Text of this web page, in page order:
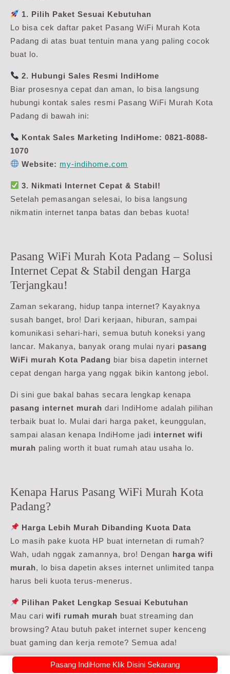
1. Pilih Paket Sesuai Kebutuhan
Lo bisa cek daftar paket Pasang WiFi Murah Kota
Padang di atas buat tentuin mana yang paling cocok
buat lo.
2. Hubungi Sales Resmi IndiHome
Biar prosesnya cepat dan aman, lo bisa langsung
hubungi kontak sales resmi Pasang WiFi Murah Kota
Padang di bawah ini:
Kontak Sales Marketing IndiHome: 0821-8088-
1070
Website: my-indihome.com
3. Nikmati Internet Cepat & Stabil!
Setelah pemasangan selesai, lo bisa langsung
nikmatin internet tanpa batas dan bebas kuota!
Pasang WiFi Murah Kota Padang – Solusi
Internet Cepat & Stabil dengan Harga
Terjangkau!
Zaman sekarang, hidup tanpa internet? Kayaknya
susah banget, bro! Dari kerjaan, hiburan, sampai
komunikasi sehari-hari, semua butuh koneksi yang
lancar. Makanya, banyak orang mulai nyari pasang
WiFi murah Kota Padang biar bisa dapetin internet
cepat dengan harga yang nggak bikin kantong jebol.
Di sini gue bakal bahas secara lengkap kenapa
pasang internet murah dari IndiHome adalah pilihan
terbaik buat lo. Mulai dari harga paket, keunggulan,
sampai alasan kenapa IndiHome jadi internet wifi
murah paling worth it buat rumah atau usaha lo.
Kenapa Harus Pasang WiFi Murah Kota
Padang?
Harga Lebih Murah Dibanding Kuota Data
Lo masih pake kuota HP buat internetan di rumah?
Wah, udah nggak zamannya, bro! Dengan harga wifi
murah, lo bisa dapetin akses internet unlimited tanpa
harus beli kuota terus-menerus.
Pilihan Paket Lengkap Sesuai Kebutuhan
Mau cari wifi rumah murah buat streaming dan
browsing? Atau butuh paket internet super kenceng
buat gaming dan kerja remote? Semua ada!
Bisa Dipasang di Mana Aja
Pasang IndiHome Klik Disini Sekarang